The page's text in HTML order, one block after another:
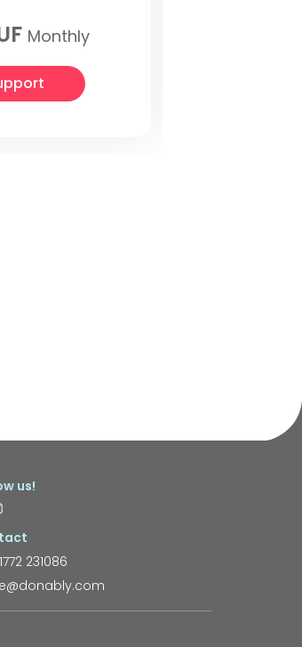
Monthly
us!
231086